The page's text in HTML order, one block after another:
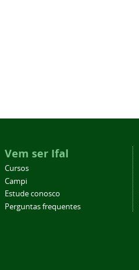
Vem ser Ifal
Cursos
Campi
Estude conosco
Perguntas frequentes